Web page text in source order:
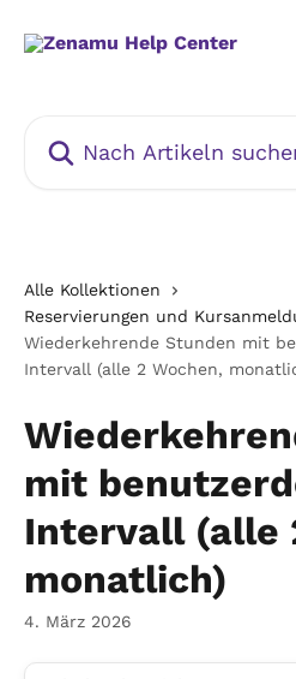
Alle Kollektionen
Reservierungen und
Wiederkehrende Stunden mit
Intervall (alle 2 Wochen,
mit
Intervall (alle
monatlich)
4. März 2026